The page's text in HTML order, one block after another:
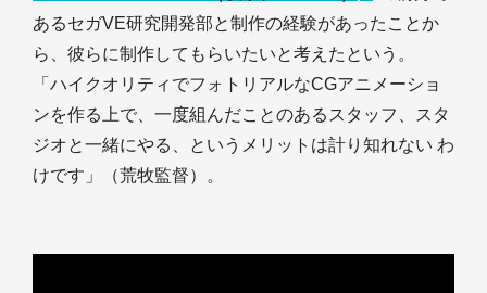
あるセガVE研究開発部と制作の経験があったことか
ら、彼らに制作してもらいたいと考えたという。
「ハイクオリティでフォトリアルなCGアニメーショ
ンを作る上で、一度組んだことのあるスタッフ、スタ
ジオと一緒にやる、というメリットは計り知れない わ
けです」（荒牧監督）。